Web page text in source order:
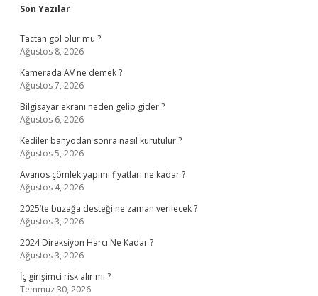
Sidebar
Son Yazılar
Tactan gol olur mu ?
Ağustos 8, 2026
Kamerada AV ne demek ?
Ağustos 7, 2026
Bilgisayar ekranı neden gelip gider ?
Ağustos 6, 2026
Kediler banyodan sonra nasıl kurutulur ?
Ağustos 5, 2026
Avanos çömlek yapımı fiyatları ne kadar ?
Ağustos 4, 2026
2025’te buzağa desteği ne zaman verilecek ?
Ağustos 3, 2026
2024 Direksiyon Harcı Ne Kadar ?
Ağustos 3, 2026
İç girişimci risk alır mı ?
Temmuz 30, 2026